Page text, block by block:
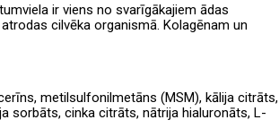
ir viens no svarīgākajiem ādas
cilvēka organismā. Kolagēnam un
metilsulfonilmetāns (MSM), kālija citrāts,
sorbāts, cinka citrāts, nātrija hialuronāts, L-